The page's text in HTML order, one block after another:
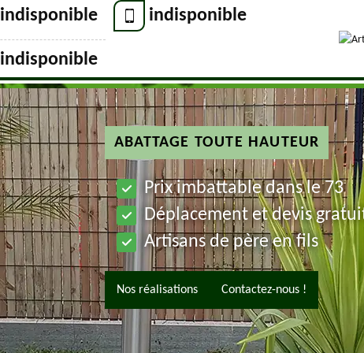
indisponible indisponible
indisponible
ABATTAGE TOUTE HAUTEUR
Prix imbattable dans le 73
Déplacement et devis
Artisans de père en fils
Nos réalisations Contactez-nous !